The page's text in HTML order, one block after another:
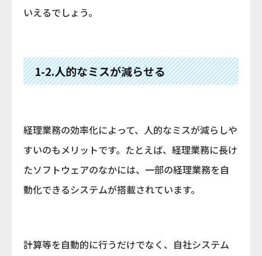
いえるでしょう。
1-2.人的なミスが減らせる
経理業務の効率化によって、人的なミスが減らしや
すいのもメリットです。たとえば、経理業務に長け
たソフトウェアのなかには、一部の経理業務を自
動化できるシステムが搭載されています。
計算等を自動的に行うだけでなく、自社システム